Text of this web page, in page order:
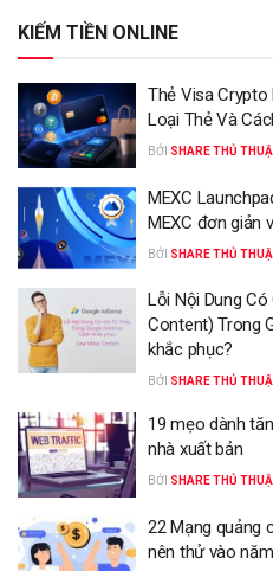
KIẾM TIỀN ONLINE
Thẻ Visa Crypto
Loại Thẻ Và
BỞI SHARE THỦ
MEXC
MEXC đơn giản
BỞI SHARE THỦ
Lỗi Nội Dung
Content) Trong
khắc phục?
BỞI SHARE THỦ
19 mẹo dành
nhà xuất bản
BỞI SHARE THỦ
22 Mạng quảng
nên thử vào